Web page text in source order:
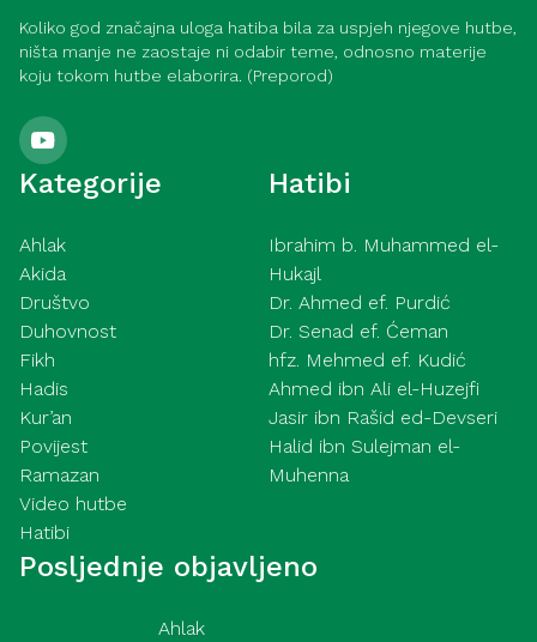
Koliko god značajna uloga hatiba bila za uspjeh njegove hutbe,
ništa manje ne zaostaje ni odabir teme, odnosno materije
koju tokom hutbe elaborira. (Preporod)
Kategorije
Ahlak
Akida
Društvo
Duhovnost
Fikh
Hadis
Kur’an
Povijest
Ramazan
Video hutbe
Hatibi
Hatibi
Ibrahim b. Muhammed el-
Hukajl
Dr. Ahmed ef. Purdić
Dr. Senad ef. Ćeman
hfz. Mehmed ef. Kudić
Ahmed ibn Ali el-Huzejfi
Jasir ibn Rašid ed-Devseri
Halid ibn Sulejman el-
Muhenna
Posljednje objavljeno
Ahlak